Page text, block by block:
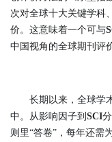
次对全球十大关键学科、
价。这意味着一个可与
中国视角的全球期刊评
长期以来，全球学术
中。从影响因子到 SCI
则里“答卷”，每年还需